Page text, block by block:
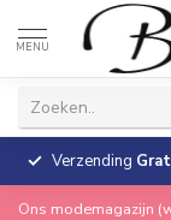
MENU
Verzending
Ons modemagazijn